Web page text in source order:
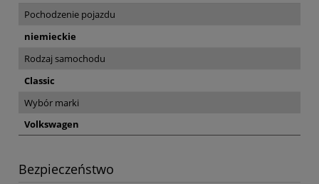
Pochodzenie pojazdu
niemieckie
Rodzaj samochodu
Classic
Wybór marki
Volkswagen
Bezpieczeństwo